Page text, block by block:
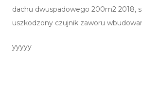
dachu dwuspadowego 200m2 2018,
uszkodzony czujnik zaworu
yyyyy